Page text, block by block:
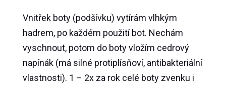
Vnitřek boty (podšívku) vytírám vlhkým
hadrem, po každém použití bot. Nechám
vyschnout, potom do boty vložím cedrový
napínák (má silné protiplísňoví, antibakteriální
vlastnosti). 1 – 2x za rok celé boty zvenku i